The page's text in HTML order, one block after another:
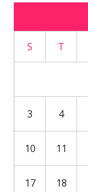
S T
3 4
10 11
17 18